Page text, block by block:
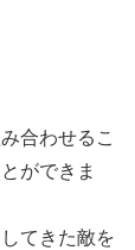
合わせるこ
ができま
てきた敵を